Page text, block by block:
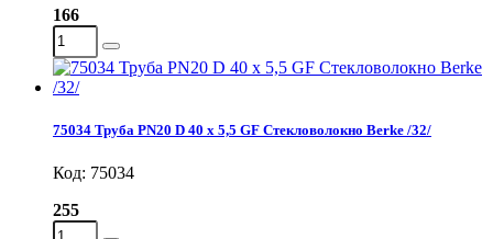
166
75034 Труба PN20 D 40 x 5,5 GF Стекловолокно Berke /32/
Код: 75034
255